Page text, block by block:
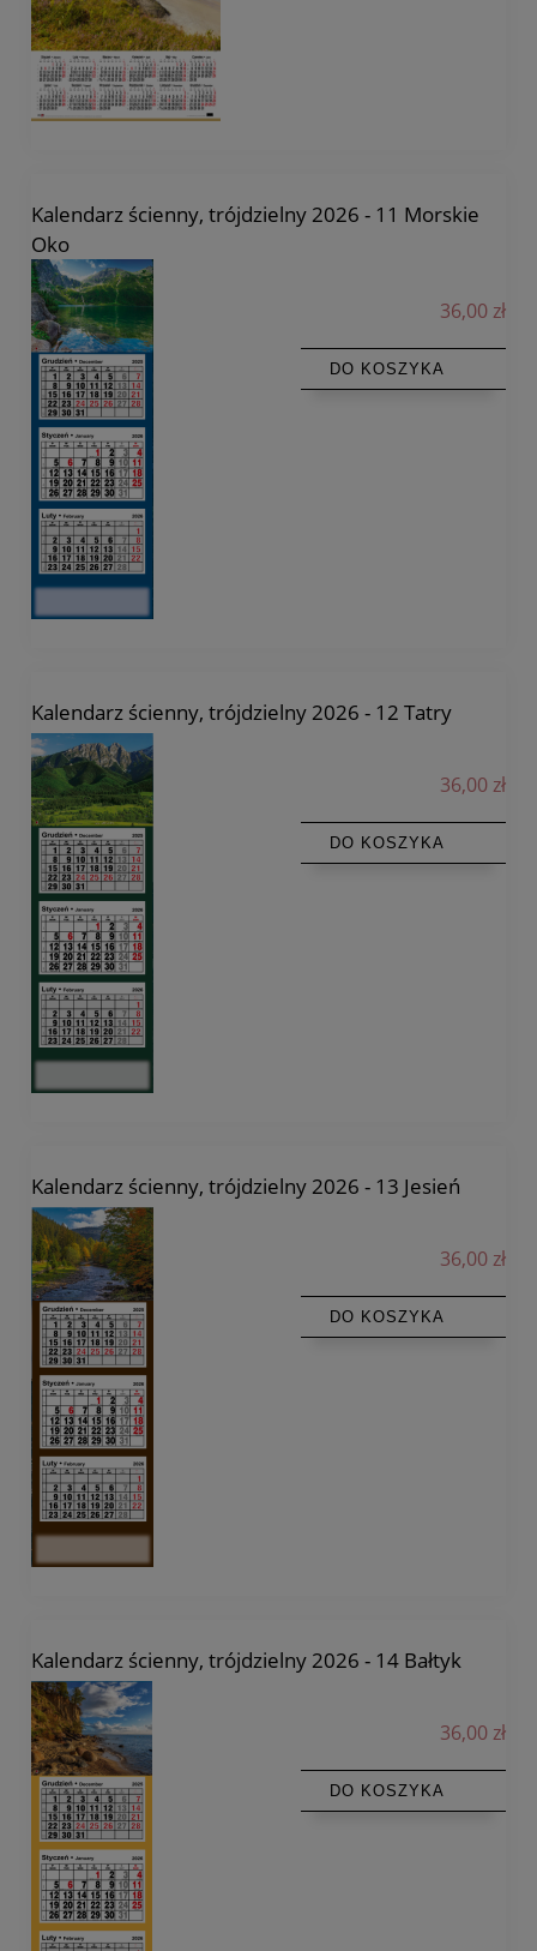
Kalendarz ścienny, trójdzielny 2026 - 11 Morskie
Oko
36,00 zł
DO KOSZYKA
Kalendarz ścienny, trójdzielny 2026 - 12 Tatry
36,00 zł
DO KOSZYKA
Kalendarz ścienny, trójdzielny 2026 - 13 Jesień
36,00 zł
DO KOSZYKA
Kalendarz ścienny, trójdzielny 2026 - 14 Bałtyk
36,00 zł
DO KOSZYKA